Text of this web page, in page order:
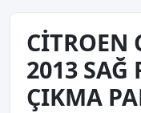
CİTROEN
2013 SAĞ
ÇIKMA